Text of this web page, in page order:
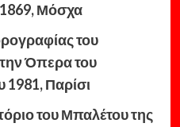
Μόσχα
του
Όπερα του
1981, Παρίσι
του Μπαλέτου της